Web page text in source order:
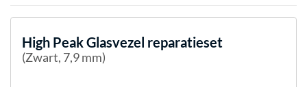
High PeakGlasvezel reparatieset
(Zwart, 7,9 mm)